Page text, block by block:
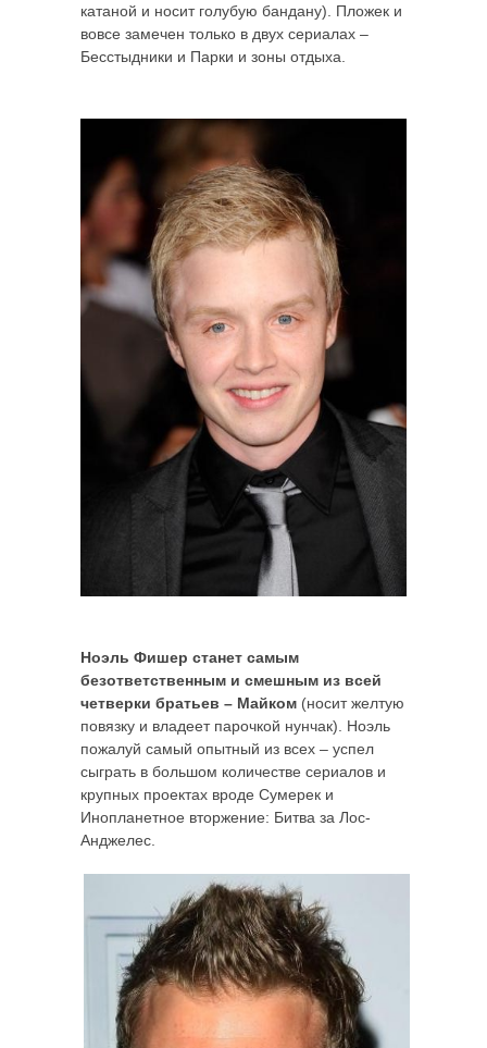
катаной и носит голубую бандану). Пложек и
вовсе замечен только в двух сериалах –
Бесстыдники и Парки и зоны отдыха.
Ноэль Фишер станет самым
безответственным и смешным из всей
четверки братьев – Майком (носит желтую
повязку и владеет парочкой нунчак). Ноэль
пожалуй самый опытный из всех – успел
сыграть в большом количестве сериалов и
крупных проектах вроде Сумерек и
Инопланетное вторжение: Битва за Лос-
Анджелес.